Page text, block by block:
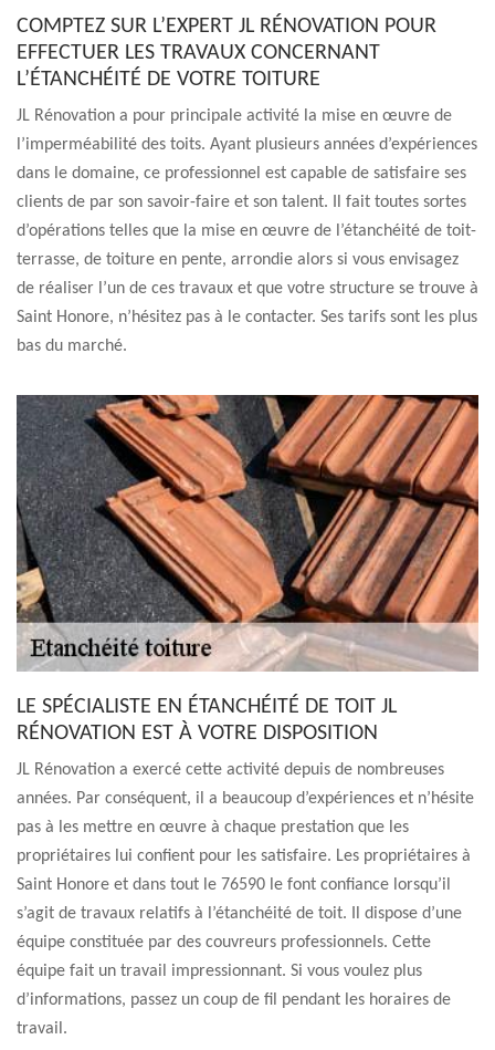
COMPTEZ SUR L’EXPERT JL RÉNOVATION POUR
EFFECTUER LES TRAVAUX CONCERNANT
L’ÉTANCHÉITÉ DE VOTRE TOITURE
JL Rénovation a pour principale activité la mise en œuvre de
l’imperméabilité des toits. Ayant plusieurs années d’expériences
dans le domaine, ce professionnel est capable de satisfaire ses
clients de par son savoir-faire et son talent. Il fait toutes sortes
d’opérations telles que la mise en œuvre de l’étanchéité de toit-
terrasse, de toiture en pente, arrondie alors si vous envisagez
de réaliser l’un de ces travaux et que votre structure se trouve à
Saint Honore, n’hésitez pas à le contacter. Ses tarifs sont les plus
bas du marché.
LE SPÉCIALISTE EN ÉTANCHÉITÉ DE TOIT JL
RÉNOVATION EST À VOTRE DISPOSITION
JL Rénovation a exercé cette activité depuis de nombreuses
années. Par conséquent, il a beaucoup d’expériences et n’hésite
pas à les mettre en œuvre à chaque prestation que les
propriétaires lui confient pour les satisfaire. Les propriétaires à
Saint Honore et dans tout le 76590 le font confiance lorsqu’il
s’agit de travaux relatifs à l’étanchéité de toit. Il dispose d’une
équipe constituée par des couvreurs professionnels. Cette
équipe fait un travail impressionnant. Si vous voulez plus
d’informations, passez un coup de fil pendant les horaires de
travail.